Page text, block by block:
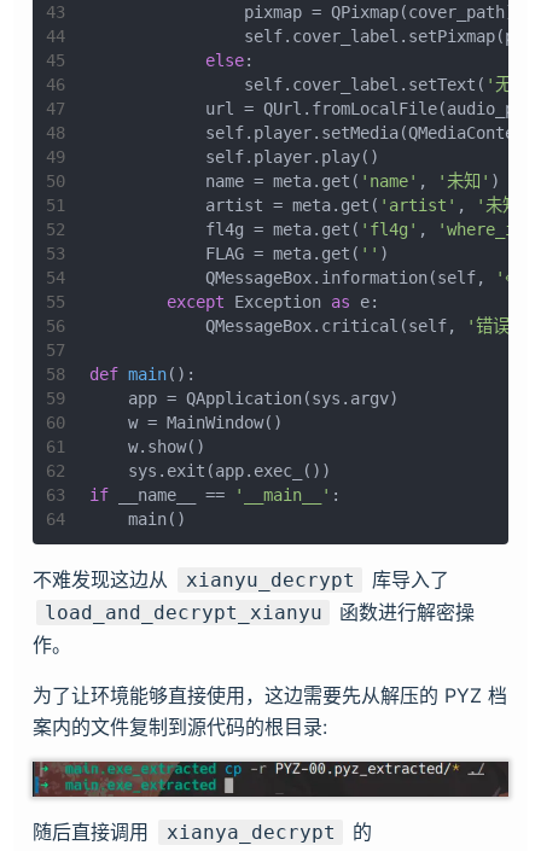
43
44
45
46
47
48
49
50
51
52
53
54
55
56
57
58
59
60
61
62
63
64
                pixmap = QPixmap(cover_path)
else:
                self.cover_label.setText(
'无封
url =
            self.player.play()
            name = meta.get(
'name' , '未知' )
            artist = meta.get(
'artist' ,
'未知
            fl4g = meta.get(
'fl4g' ,
            FLAG = meta.get(
'' )
            QMessageBox.information(self,
'🐟
except Exception as e:
            QMessageBox.critical(self,
'错误'
def main():
    app = QApplication(sys.argv)
    w = MainWindow()
    w.show()
    sys.exit(app.exec_())
if __name__ == '__main__' :
    main()
不难发现这边从 xianyu_decrypt 库导入了
load_and_decrypt_xianyu
函数进行解密操
作。
为了让环境能够直接使用，这边需要先从解压的 PYZ 档
案内的文件复制到源代码的根目录:
随后直接调用 xianya_decrypt 的